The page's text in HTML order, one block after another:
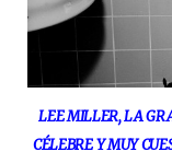
LEE MILLER, LA
CÉLEBRE Y MUY